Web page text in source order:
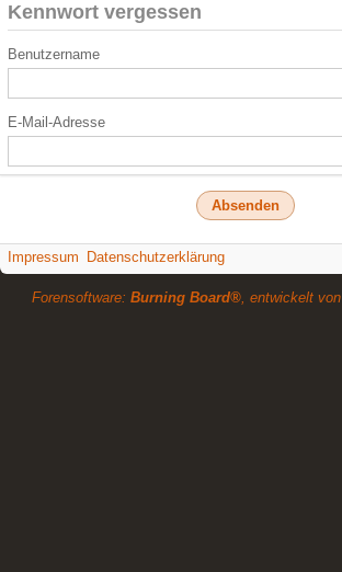
Kennwort vergessen
Benutzername
E-Mail-Adresse
Impressum Datenschutzerklärung
Forensoftware: Burning Board®, entwickelt von